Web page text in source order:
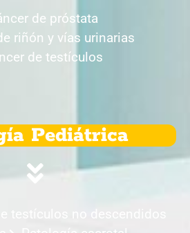
de próstata
riñón y vías urinarias
de testículos
Pediátrica
testículos no descendidos